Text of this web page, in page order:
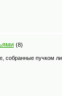
(8)
собранные пучком